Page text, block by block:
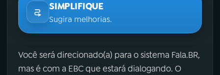
SIMPLIFIQUE
Sugira melhorias.
Você será direcionado(a) para o sistema Fala.BR,
mas é com a EBC que estará dialogando. O